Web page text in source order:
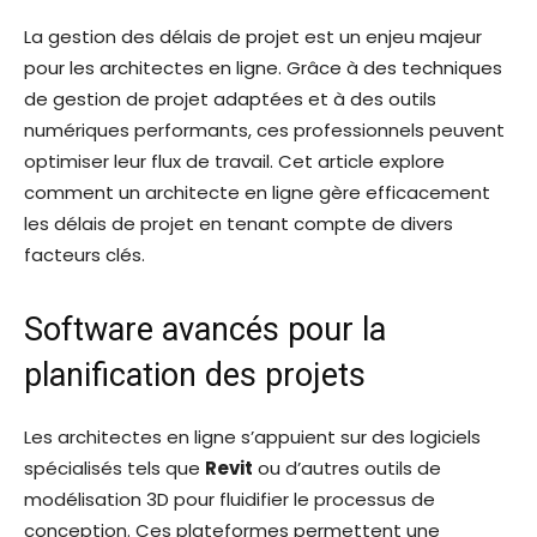
La gestion des délais de projet est un enjeu majeur
pour les architectes en ligne. Grâce à des techniques
de gestion de projet adaptées et à des outils
numériques performants, ces professionnels peuvent
optimiser leur flux de travail. Cet article explore
comment un architecte en ligne gère efficacement
les délais de projet en tenant compte de divers
facteurs clés.
Software avancés pour la
planification des projets
Les architectes en ligne s’appuient sur des logiciels
spécialisés tels que Revit ou d’autres outils de
modélisation 3D pour fluidifier le processus de
conception. Ces plateformes permettent une